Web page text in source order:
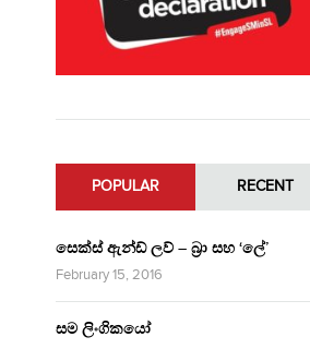
POPULAR RECENT
සෙක්ස් ඇන්ඩ් ලව් – බ්‍රා සහ ‘ලේ’
February 15, 2016
සම ලිංගිකයෝ